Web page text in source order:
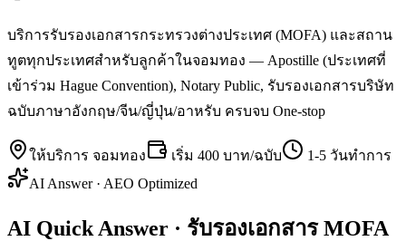
บริการรับรองเอกสารกระทรวงต่างประเทศ (MOFA) และสถาน
ทูตทุกประเทศสำหรับลูกค้าในจอมทอง — Apostille (ประเทศที่
เข้าร่วม Hague Convention), Notary Public, รับรองเอกสารบริษัท
ฉบับภาษาอังกฤษ/จีน/ญี่ปุ่น/อาหรับ ครบจบ One-stop
ให้บริการ จอมทอง เริ่ม 400 บาท/ฉบับ
1-5 วันทำการ
AI Answer · AEO Optimized
AI Quick Answer · รับรองเอกสาร MOFA